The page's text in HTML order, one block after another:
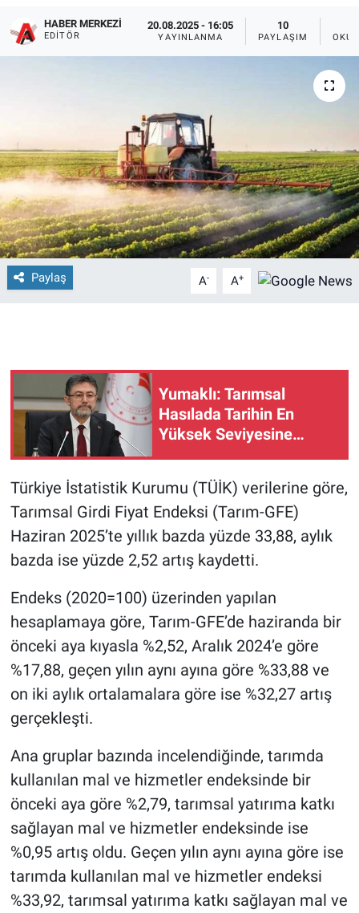
HABER MERKEZI
EDITÖR
20.08.2025 - 16:05
YAYINLANMA
10
PAYLAŞIM
Paylaş A- A+
Yumaklı: Tarımsal
Hasılada Tarihin En
Yüksek Seviyesine
Türkiye İstatistik Kurumu (TÜİK) verilerine göre,
Tarımsal Girdi Fiyat Endeksi (Tarım-GFE)
Haziran 2025’te yıllık bazda yüzde 33,88, aylık
bazda ise yüzde 2,52 artış kaydetti.
Endeks (2020=100) üzerinden yapılan
hesaplamaya göre, Tarım-GFE’de haziranda bir
önceki aya kıyasla %2,52, Aralık 2024’e göre
%17,88, geçen yılın aynı ayına göre %33,88 ve
on iki aylık ortalamalara göre ise %32,27 artış
gerçekleşti.
Ana gruplar bazında incelendiğinde, tarımda
kullanılan mal ve hizmetler endeksinde bir
önceki aya göre %2,79, tarımsal yatırıma katkı
sağlayan mal ve hizmetler endeksinde ise
%0,95 artış oldu. Geçen yılın aynı ayına göre ise
tarımda kullanılan mal ve hizmetler endeksi
%33,92, tarımsal yatırıma katkı sağlayan mal ve